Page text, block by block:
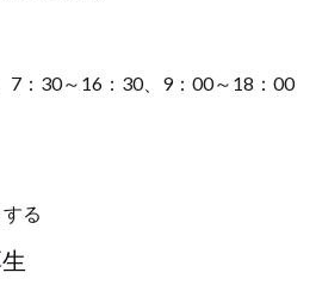
7：30～16：30、9：00～18：00
る